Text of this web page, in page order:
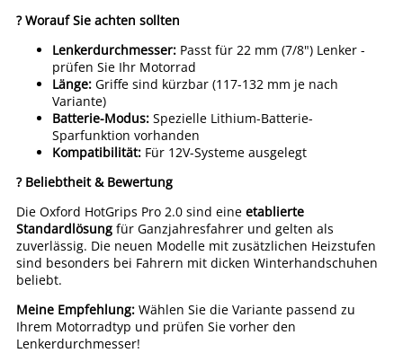
? Worauf Sie achten sollten
Lenkerdurchmesser: Passt für 22 mm (7/8") Lenker -
prüfen Sie Ihr Motorrad
Länge: Griffe sind kürzbar (117-132 mm je nach
Variante)
Batterie-Modus: Spezielle Lithium-Batterie-
Sparfunktion vorhanden
Kompatibilität: Für 12V-Systeme ausgelegt
? Beliebtheit & Bewertung
Die Oxford HotGrips Pro 2.0 sind eine etablierte
Standardlösung für Ganzjahresfahrer und gelten als
zuverlässig. Die neuen Modelle mit zusätzlichen Heizstufen
sind besonders bei Fahrern mit dicken Winterhandschuhen
beliebt.
Meine Empfehlung: Wählen Sie die Variante passend zu
Ihrem Motorradtyp und prüfen Sie vorher den
Lenkerdurchmesser!